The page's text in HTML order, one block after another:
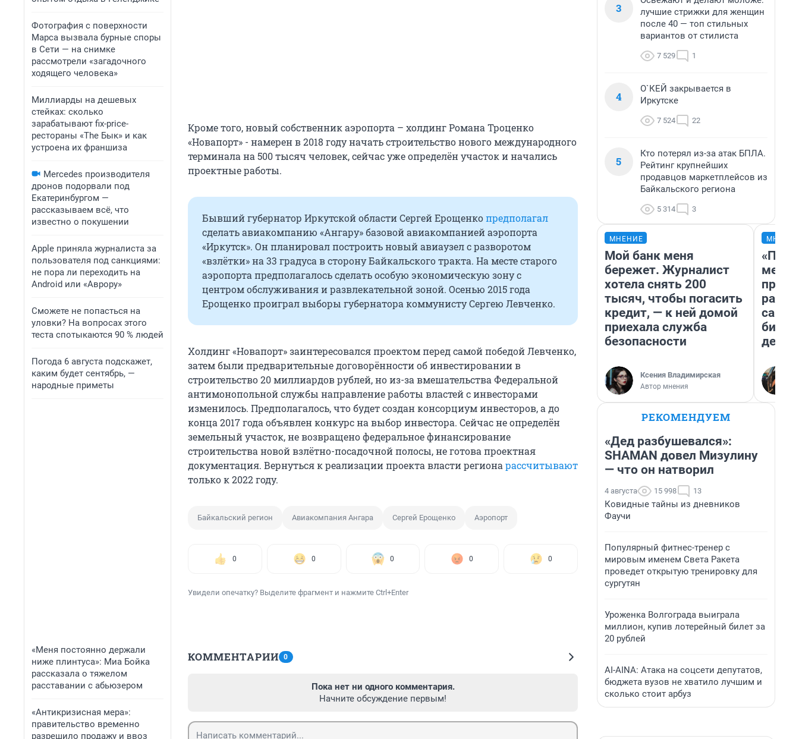
Фотография с поверхности
Марса вызвала бурные споры
в Сети — на снимке
рассмотрели «загадочного
ходящего человека»
Миллиарды на дешевых
стейках: сколько
зарабатывают fix-price-
рестораны «The Бык» и как
устроена их франшиза
Mercedes производителя
дронов подорвали под
Екатеринбургом —
рассказываем всё, что
известно о покушении
Apple приняла журналиста за
пользователя под санкциями:
не пора ли переходить на
Android или «Аврору»
Сможете не попасться на
уловки? На вопросах этого
теста спотыкаются 90 % людей
Погода 6 августа подскажет,
каким будет сентябрь, —
народные приметы
«Меня постоянно держали
ниже плинтуса»: Миа Бойка
рассказала о тяжелом
расставании с абьюзером
«Антикризисная мера»:
правительство временно
разрешило продажу и ввоз
Кроме того, новый собственник аэропорта – холдинг Романа Троценко
«Новапорт» - намерен в 2018 году начать строительство нового международного
терминала на 500 тысяч человек, сейчас уже определён участок и начались
проектные работы.
Бывший губернатор Иркутской области Сергей Ерощенкопредполагал
сделать авиакомпанию «Ангару» базовой авиакомпанией аэропорта
«Иркутск». Он планировал построить новый авиаузел с разворотом
«взлётки» на 33 градуса в сторону Байкальского тракта. На месте старого
аэропорта предполагалось сделать особую экономическую зону с
центром обслуживания и развлекательной зоной. Осенью 2015 года
Ерощенко проиграл выборы губернатора коммунисту Сергею Левченко.
Холдинг «Новапорт» заинтересовался проектом перед самой победой Левченко,
затем были предварительные договорённости об инвестировании в
строительство 20 миллиардов рублей, но из-за вмешательства Федеральной
антимонопольной службы направление работы властей с инвесторами
изменилось. Предполагалось, что будет создан консорциум инвесторов, а до
конца 2017 года объявлен конкурс на выбор инвестора. Сейчас не определён
земельный участок, не возвращено федеральное финансирование
строительства новой взлётно-посадочной полосы, не готова проектная
документация. Вернуться к реализации проекта власти региона рассчитывают
только к 2022 году.
Байкальский регион Авиакомпания Ангара Сергей Ерощенко Аэропорт
0 0 0 0 0
Увидели опечатку? Выделите фрагмент и нажмите Ctrl+Enter
КОММЕНТАРИИ 0
Пока нет ни одного комментария.
Начните обсуждение первым!
3
лучшие стрижки для женщин
после 40 — топ стильных
вариантов от стилиста
7 529 1
4
О`КЕЙ закрывается в
Иркутске
7 524 22
5
Кто потерял из-за атак БПЛА.
Рейтинг крупнейших
продавцов маркетплейсов из
Байкальского региона
5 314 3
МНЕНИЕ
Мой банк меня
бережет. Журналист
хотела снять 200
тысяч, чтобы погасить
кредит, — к ней домой
приехала служба
безопасности
Ксения Владимирская
Автор мнения
РЕКОМЕНДУЕМ
«Дед разбушевался»:
SHAMAN довел Мизулину
— что он натворил
4 августа 15 998 13
Ковидные тайны из дневников
Фаучи
Популярный фитнес-тренер с
мировым именем Света Ракета
проведет открытую тренировку для
сургутян
Уроженка Волгограда выиграла
миллион, купив лотерейный билет за
20 рублей
AI-AINA: Атака на соцсети депутатов,
бюджета вузов не хватило лучшим и
сколько стоит арбуз